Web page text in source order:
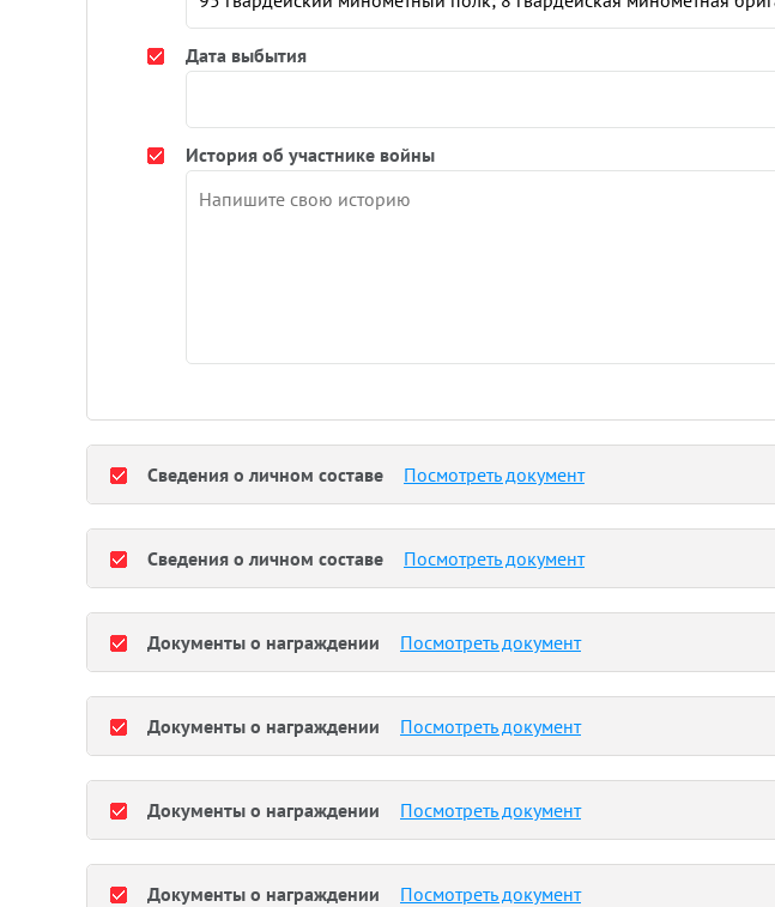
Дата выбытия
История об участнике войны
Сведения о личном составе Посмотреть документ
Сведения о личном составе Посмотреть документ
Документы о награждении Посмотреть документ
Документы о награждении Посмотреть документ
Документы о награждении Посмотреть документ
Документы о награждении Посмотреть документ